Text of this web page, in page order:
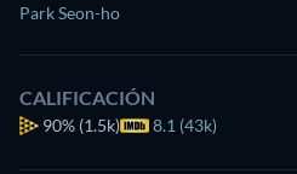
Park Seon-ho
CALIFICACIÓN
90% (1.5k) 8.1 (43k)